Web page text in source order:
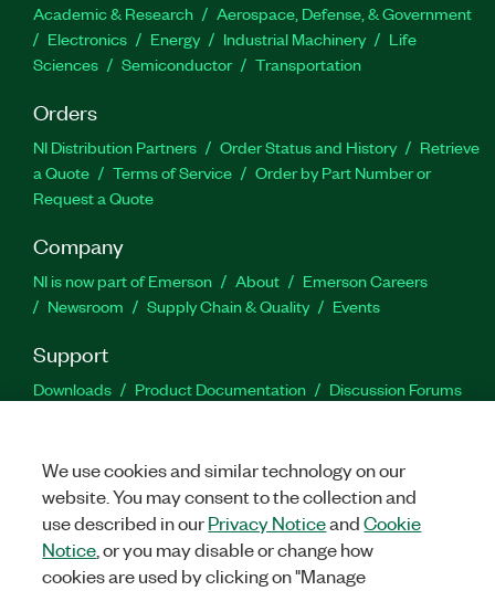
Academic & Research
Aerospace, Defense, & Government
Electronics
Energy Industrial Machinery
Life
Sciences
Semiconductor Transportation
Orders
NI Distribution Partners Order Status and History
Retrieve
a Quote
Terms of Service
Order by Part Number or
Request a Quote
Company
NI is now part of Emerson About
Emerson Careers
Newsroom
Supply Chain & Quality Events
Support
Downloads Product Documentation
Discussion Forums
Facebook
TwitterLinkedIn
We use cookies and similar technology on our
website. You may consent to the collection and
use described in ourPrivacy NoticeandCookie
Notice , or you may disable or change how
cookies are used by clicking on "Manage